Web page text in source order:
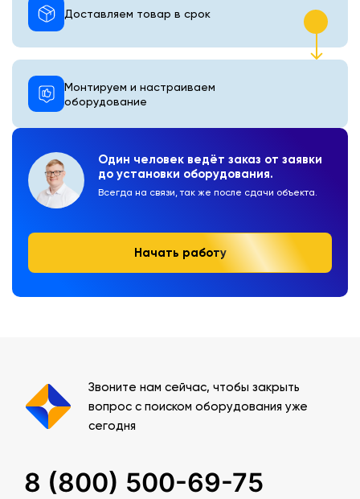
Один человек ведёт заказ от заявки
до установки оборудования.
Всегда на связи, так же после сдачи объекта.
Начать работу
Монтируем и настраиваем
оборудование
Доставляем товар в срок
Звоните нам сейчас, чтобы закрыть
вопрос с поиском оборудования уже
сегодня
8 (800) 500-69-75